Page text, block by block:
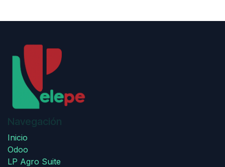
Navegación
Inicio
Odoo
LP Agro Suite